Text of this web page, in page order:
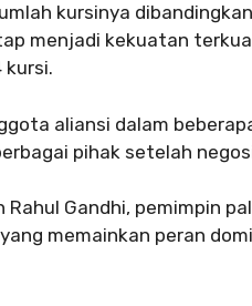
kursinya
menjadi kekuatan
kursi.
aliansi dalam
pihak setelah
Rahul Gandhi, pemimpin
memainkan peran